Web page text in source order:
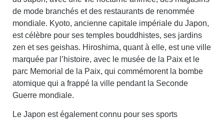
de mode branchés et des restaurants de renommée
mondiale. Kyoto, ancienne capitale impériale du Japon,
est célèbre pour ses temples bouddhistes, ses jardins
zen et ses geishas. Hiroshima, quant à elle, est une ville
marquée par l’histoire, avec le musée de la Paix et le
parc Memorial de la Paix, qui commémorent la bombe
atomique qui a frappé la ville pendant la Seconde
Guerre mondiale.
Le Japon est également connu pour ses sports